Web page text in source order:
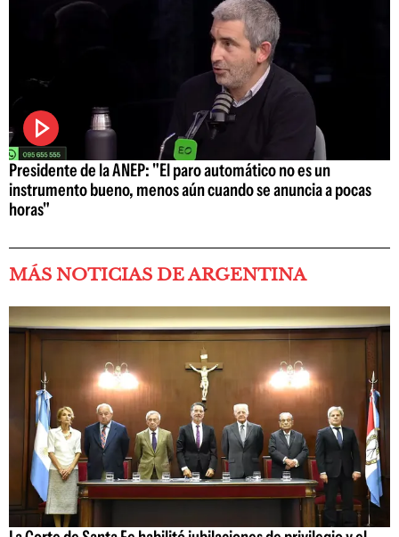
Presidente de la ANEP: "El paro automático no es un
instrumento bueno, menos aún cuando se anuncia a pocas
horas"
MÁS NOTICIAS DE ARGENTINA